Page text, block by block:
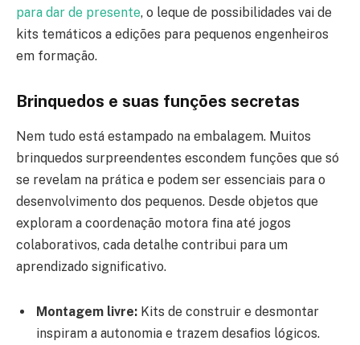
para dar de presente, o leque de possibilidades vai de
kits temáticos a edições para pequenos engenheiros
em formação.
Brinquedos e suas funções secretas
Nem tudo está estampado na embalagem. Muitos
brinquedos surpreendentes escondem funções que só
se revelam na prática e podem ser essenciais para o
desenvolvimento dos pequenos. Desde objetos que
exploram a coordenação motora fina até jogos
colaborativos, cada detalhe contribui para um
aprendizado significativo.
Montagem livre: Kits de construir e desmontar
inspiram a autonomia e trazem desafios lógicos.